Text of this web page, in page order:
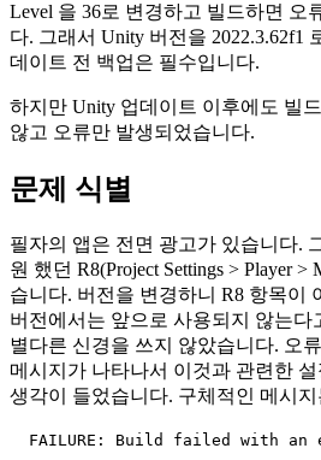
Level 을 36로 변경하고 빌드하면 오
다. 그래서 Unity 버전을 2022.3.62f1
데이트 전 백업은 필수입니다.
하지만 Unity 업데이트 이후에도 빌
않고 오류만 발생되었습니다.
문제 식별
필자의 앱은 전면 광고가 있습니다.
원 했던 R8(Project Settings > Player
습니다. 버전을 변경하니 R8 항목이
버전에서는 앞으로 사용되지 않는다
별다른 신경을 쓰지 않았습니다. 오
메시지가 나타나서 이것과 관련한
생각이 들었습니다. 구체적인 메시
FAILURE: Build failed with an